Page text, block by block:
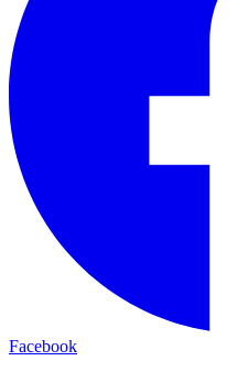
Facebook